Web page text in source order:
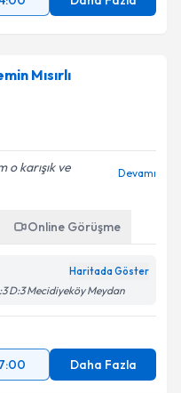
Mısırlı
o karışık ve
Devamı
Online Görüşme
Haritada Göster
D:3 Mecidiyeköy Meydan
Daha Fazla